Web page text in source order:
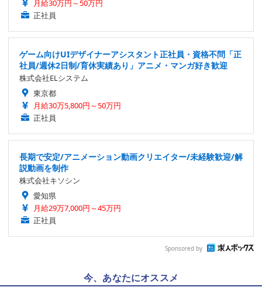
月給30万円～50万円
正社員
ゲーム向けUIデザイナーアシスタント正社員・資格不問「正
社員/週休2日制/育休実績あり」アニメ・マンガ好き歓迎
株式会社ELシステム
東京都
月給30万5,800円～50万円
正社員
長期で安定/アニメーション動画クリエイター/未経験歓迎/解
説動画を制作
株式会社キソシン
愛知県
月給29万7,000円～45万円
正社員
Sponsored by
今、あなたにオススメ